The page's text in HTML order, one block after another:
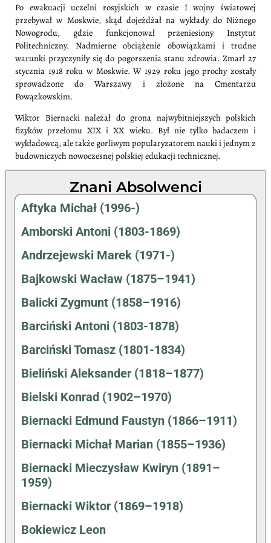
Po ewakuacji uczelni rosyjskich w czasie I wojny światowej
przebywał w Moskwie, skąd dojeżdżał na wykłady do Niżnego
Nowogrodu, gdzie funkcjonował przeniesiony Instytut
Politechniczny. Nadmierne obciążenie obowiązkami i trudne
warunki przyczyniły się do pogorszenia stanu zdrowia. Zmarł 27
stycznia 1918 roku w Moskwie. W 1929 roku jego prochy zostały
sprowadzone do Warszawy i złożone na Cmentarzu
Powązkowskim.
Wiktor Biernacki należał do grona najwybitniejszych polskich
fizyków przełomu XIX i XX wieku. Był nie tylko badaczem i
wykładowcą, ale także gorliwym popularyzatorem nauki i jednym z
budowniczych nowoczesnej polskiej edukacji technicznej.
Znani Absolwenci
Aftyka Michał (1996-)
Amborski Antoni (1803-1869)
Andrzejewski Marek (1971-)
Bajkowski Wacław (1875–1941)
Balicki Zygmunt (1858–1916)
Barciński Antoni (1803-1878)
Barciński Tomasz (1801-1834)
Bieliński Aleksander (1818–1877)
Bielski Konrad (1902–1970)
Biernacki Edmund Faustyn (1866–1911)
Biernacki Michał Marian (1855–1936)
Biernacki Mieczysław Kwiryn (1891–
1959)
Biernacki Wiktor (1869–1918)
Bokiewicz Leon